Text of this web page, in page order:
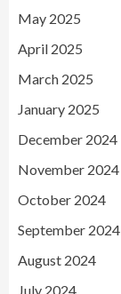
May 2025
April 2025
March 2025
January 2025
December 2024
November 2024
October 2024
September 2024
August 2024
July 2024